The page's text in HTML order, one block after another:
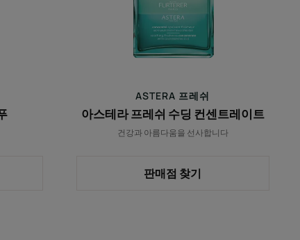
수
딩
컨
센
레
이
트
ASTERA 프레쉬
아스테라 프레쉬 수딩 컨센트레이트
건강과 아름다움을 선사합니다
판매점 찾기